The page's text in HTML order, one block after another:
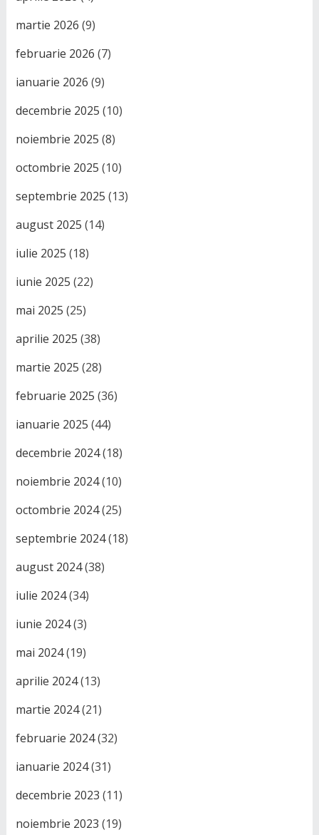
martie 2026 (9)
februarie 2026 (7)
ianuarie 2026 (9)
decembrie 2025 (10)
noiembrie 2025 (8)
octombrie 2025 (10)
septembrie 2025 (13)
august 2025 (14)
iulie 2025 (18)
iunie 2025 (22)
mai 2025 (25)
aprilie 2025 (38)
martie 2025 (28)
februarie 2025 (36)
ianuarie 2025 (44)
decembrie 2024(18)
noiembrie 2024(10)
octombrie 2024(25)
septembrie 2024(18)
august 2024(38)
iulie 2024(34)
iunie 2024(3)
mai 2024(19)
aprilie 2024(13)
martie 2024(21)
februarie 2024(32)
ianuarie 2024(31)
decembrie 2023 (11)
noiembrie 2023 (19)